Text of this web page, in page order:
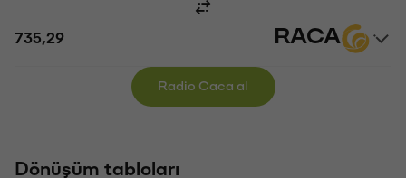
RACA
Radio Caca al
Dönüşüm tabloları